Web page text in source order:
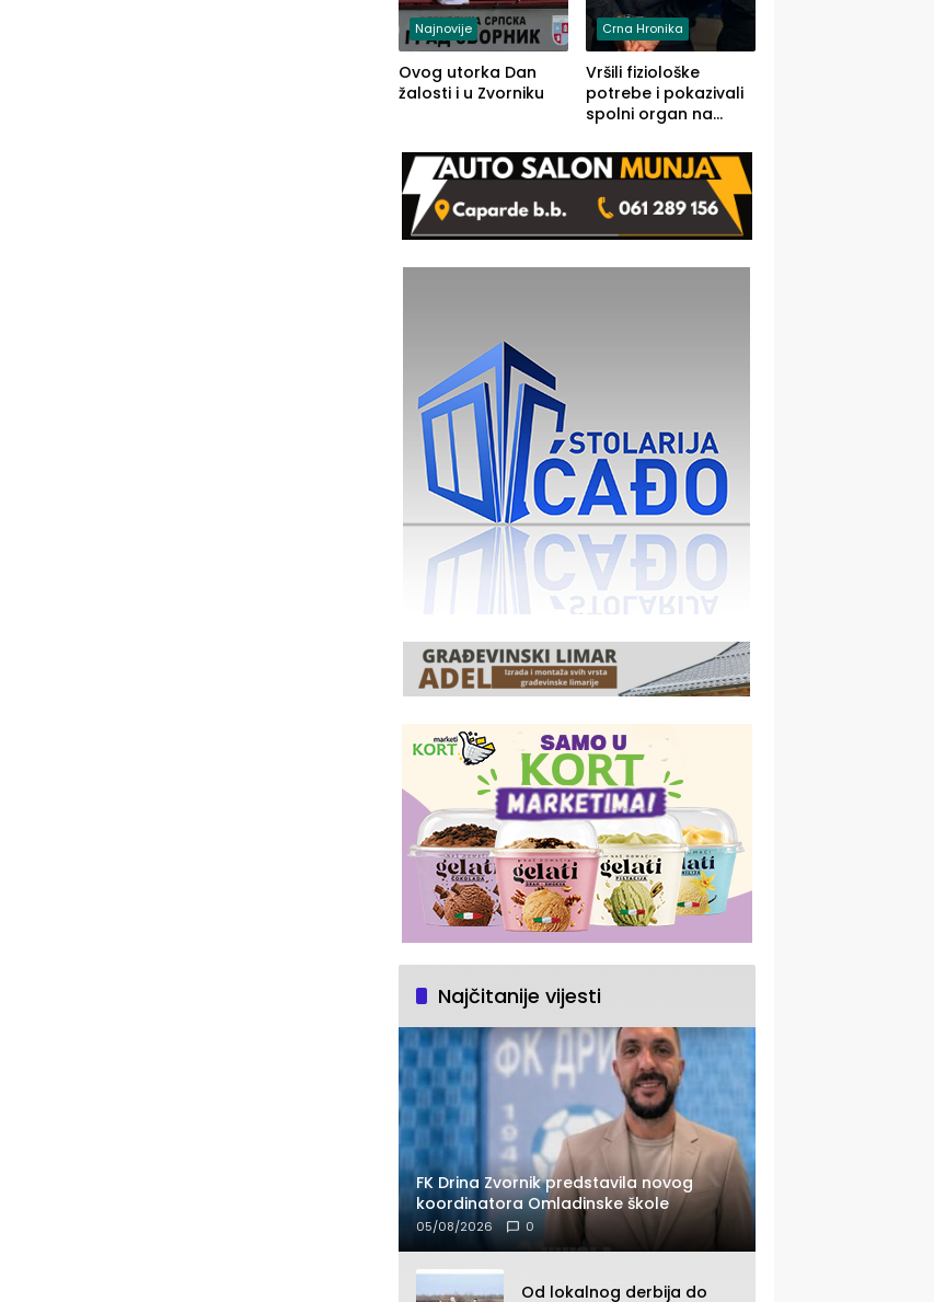
Najnovije
Ovog utorka Dan
žalosti i u Zvorniku
Crna Hronika
Vršili fiziološke
potrebe i pokazivali
spolni organ na
uslijedile kazne
Najčitanije vijesti
FK Drina Zvornik predstavila novog
koordinatora Omladinske škole
05/08/2026 0
Od lokalnog derbija do